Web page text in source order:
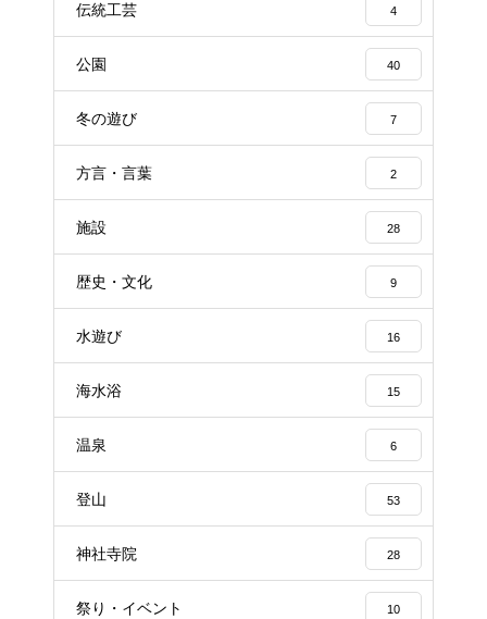
伝統工芸 4
公園 40
冬の遊び 7
方言・言葉 2
施設 28
歴史・文化 9
水遊び 16
海水浴 15
温泉 6
登山 53
神社寺院 28
祭り・イベント 10